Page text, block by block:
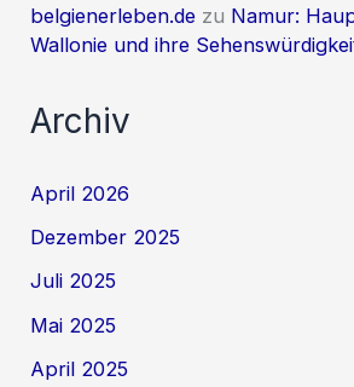
belgienerleben.de zu Namur:
Wallonie und ihre
Archiv
April 2026
Dezember 2025
Juli 2025
Mai 2025
April 2025